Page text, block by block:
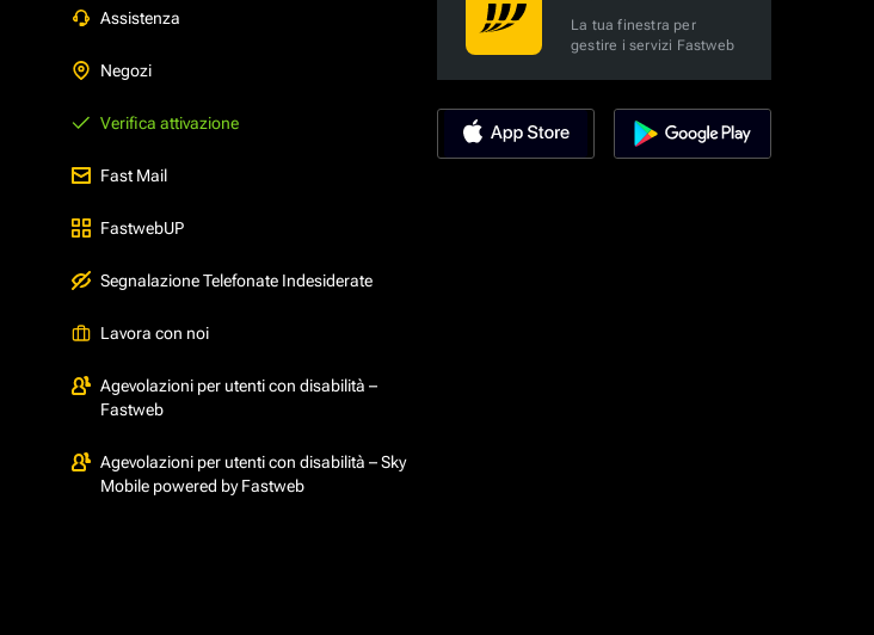
Assistenza
Negozi
Verifica attivazione
Fast Mail
FastwebUP
Segnalazione Telefonate Indesiderate
Lavora con noi
Agevolazioni per utenti con disabilità –
Fastweb
Agevolazioni per utenti con disabilità – Sky
Mobile powered by Fastweb
La tua finestra per
gestire i servizi Fastweb